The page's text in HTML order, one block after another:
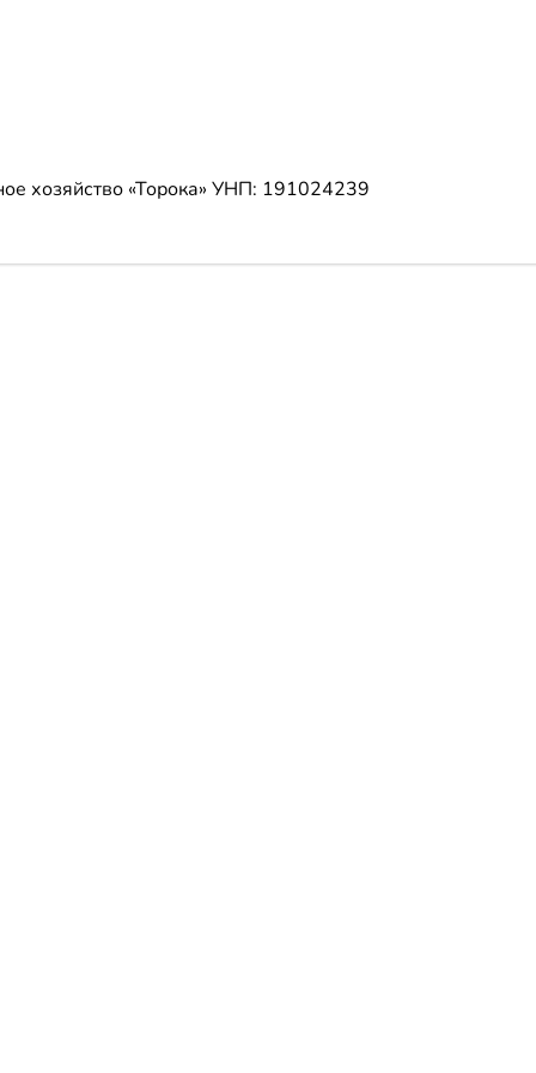
хозяйство «Торока» УНП: 191024239